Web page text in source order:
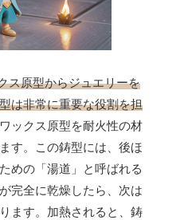
ス原型からジュエリーを
は非常に重要な役割を担
ックス原型を耐火性の材
す。この鋳型には、後ほ
めの「湯道」と呼ばれる
完全に乾燥したら、次は
ます。加熱されると、鋳